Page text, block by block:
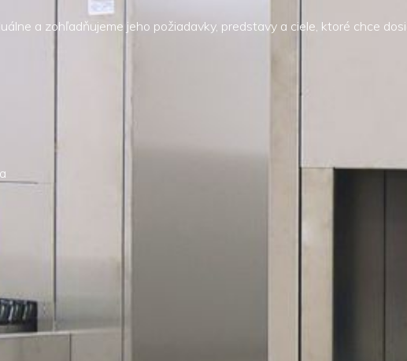
a zohľadňujeme jeho požiadavky, predstavy a ciele, ktoré chce